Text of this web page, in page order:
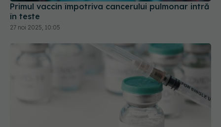
Primul vaccin împotriva cancerului pulmonar intră
în teste
27 noi 2025, 10:05